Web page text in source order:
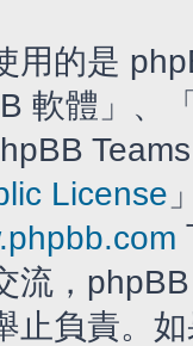
用的是
軟體」、
License
流，
止負責。